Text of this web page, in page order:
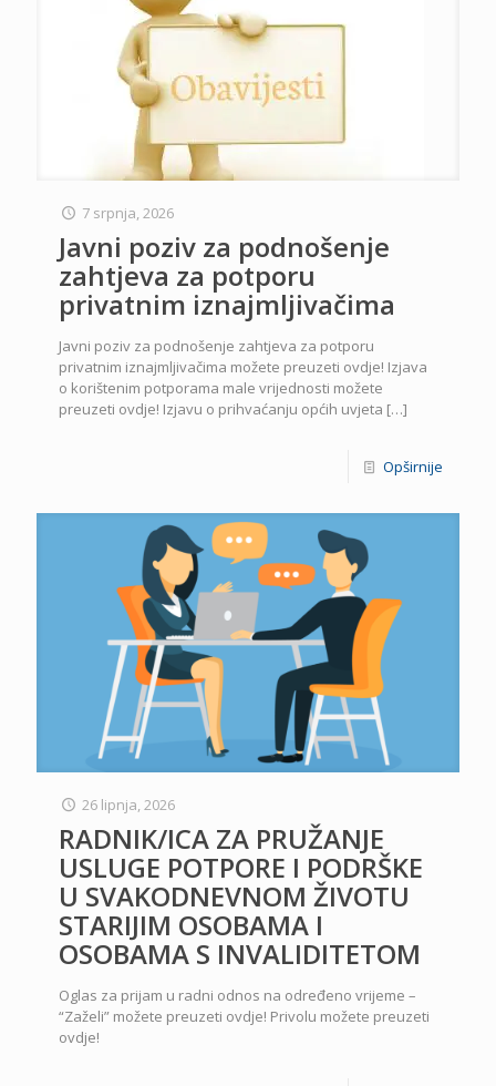
7 srpnja, 2026
Javni poziv za podnošenje
zahtjeva za potporu
privatnim iznajmljivačima
Javni poziv za podnošenje zahtjeva za potporu
privatnim iznajmljivačima možete preuzeti ovdje! Izjava
o korištenim potporama male vrijednosti možete
preuzeti ovdje! Izjavu o prihvaćanju općih uvjeta […]
Opširnije
26 lipnja, 2026
RADNIK/ICA ZA PRUŽANJE
USLUGE POTPORE I PODRŠKE
U SVAKODNEVNOM ŽIVOTU
STARIJIM OSOBAMA I
OSOBAMA S INVALIDITETOM
Oglas za prijam u radni odnos na određeno vrijeme –
“Zaželi” možete preuzeti ovdje! Privolu možete preuzeti
ovdje!